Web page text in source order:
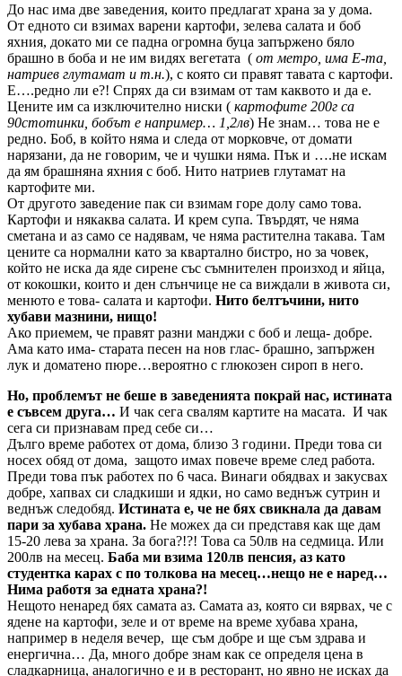
До нас има две заведения, които предлагат храна за у дома.
От едното си взимах варени картофи, зелева салата и боб
яхния, докато ми се падна огромна буца запържено бяло
брашно в боба и не им видях вегетата ( от метро, има Е-та,
натриев глутамат и т.н.), с която си правят тавата с картофи.
Е….редно ли е?! Спрях да си взимам от там каквото и да е.
Цените им са изключително ниски ( картофите 200г са
90стотинки, бобът е например… 1,2лв) Не знам… това не е
редно. Боб, в който няма и следа от морковче, от домати
нарязани, да не говорим, че и чушки няма. Пък и ….не искам
да ям брашняна яхния с боб. Нито натриев глутамат на
картофите ми.
От другото заведение пак си взимам горе долу само това.
Картофи и някаква салата. И крем супа. Твърдят, че няма
сметана и аз само се надявам, че няма растителна такава. Там
цените са нормални като за квартално бистро, но за човек,
който не иска да яде сирене със съмнителен произход и яйца,
от кокошки, които и ден слънчице не са виждали в живота си,
менюто е това- салата и картофи. Нито белтъчини, нито
хубави мазнини, нищо!
Ако приемем, че правят разни манджи с боб и леща- добре.
Ама като има- старата песен на нов глас- брашно, запържен
лук и доматено пюре…вероятно с глюкозен сироп в него.
Но, проблемът не беше в заведенията покрай нас, истината
е съвсем друга… И чак сега свалям картите на масата. И чак
сега си признавам пред себе си…
Дълго време работех от дома, близо 3 години. Преди това си
носех обяд от дома, защото имах повече време след работа.
Преди това пък работех по 6 часа. Винаги обядвах и закусвах
добре, хапвах си сладкиши и ядки, но само веднъж сутрин и
веднъж следобяд. Истината е, че не бях свикнала да давам
пари за хубава храна. Не можех да си представя как ще дам
15-20 лева за храна. За бога?!?! Това са 50лв на седмица. Или
200лв на месец. Баба ми взима 120лв пенсия, аз като
студентка карах с по толкова на месец…нещо не е наред…
Нима работя за едната храна?!
Нещото ненаред бях самата аз. Самата аз, която си вярвах, че с
ядене на картофи, зеле и от време на време хубава храна,
например в неделя вечер, ще съм добре и ще съм здрава и
енергична… Да, много добре знам как се определя цена в
сладкарница, аналогично е и в ресторант, но явно не исках да